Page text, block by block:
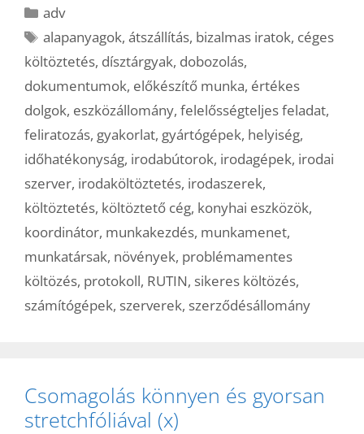
Kategória
adv
Címkék
alapanyagok,átszállítás, bizalmas iratok, céges
költöztetés, dísztárgyak, dobozolás,
dokumentumok, előkészítő munka, értékes
dolgok, eszközállomány, felelősségteljes feladat,
feliratozás, gyakorlat, gyártógépek, helyiség,
időhatékonyság, irodabútorok, irodagépek, irodai
szerver, irodaköltöztetés, irodaszerek,
költöztetés, költöztető cég, konyhai eszközök,
koordinátor, munkakezdés, munkamenet,
munkatársak, növények, problémamentes
költözés, protokoll, RUTIN, sikeres költözés,
számítógépek, szerverek, szerződésállomány
Csomagolás könnyen és gyorsan
stretchfóliával (x)